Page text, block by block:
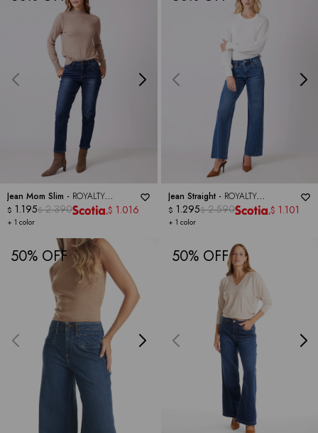
Jean Mom Slim - ROYALTY
COLLECTION
+ 1 color
$ 1.195$ 2.390 $ 1.016
Jean Straight - ROYALTY
COLLECTION
+ 1 color
$ 1.295$ 2.590 $ 1.101
50 50